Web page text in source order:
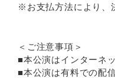
※お支払方法により、
＜ご注意事項＞
■本公演はインターネ
■本公演は有料での配